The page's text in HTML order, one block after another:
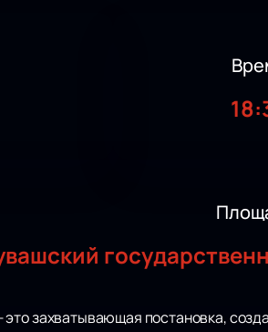
захватывающая постановка,